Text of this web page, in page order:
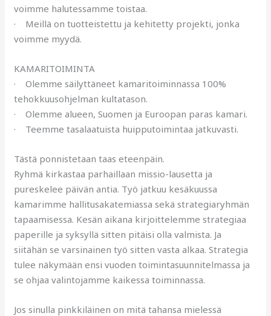
voimme halutessamme toistaa.
· Meillä on tuotteistettu ja kehitetty projekti, jonka
voimme myydä.
KAMARITOIMINTA
· Olemme säilyttäneet kamaritoiminnassa 100%
tehokkuusohjelman kultatason.
· Olemme alueen, Suomen ja Euroopan paras kamari.
· Teemme tasalaatuista huipputoimintaa jatkuvasti.
Tästä ponnistetaan taas eteenpäin.
Ryhmä kirkastaa parhaillaan missio-lausetta ja
pureskelee päivän antia. Työ jatkuu kesäkuussa
kamarimme hallitusakatemiassa sekä strategiaryhmän
tapaamisessa. Kesän aikana kirjoittelemme strategiaa
paperille ja syksyllä sitten pitäisi olla valmista. Ja
siitähän se varsinainen työ sitten vasta alkaa. Strategia
tulee näkymään ensi vuoden toimintasuunnitelmassa ja
se ohjaa valintojamme kaikessa toiminnassa.
Jos sinulla pinkkiläinen on mitä tahansa mielessä